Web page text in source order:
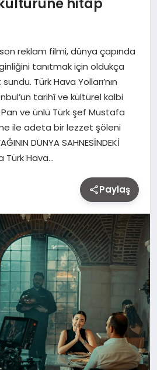
son reklam filmi, dünya çapında
tanıtmak için oldukça
Türk Hava Yolları’nın
tarihî ve kültürel kalbi
ve ünlü Türk şef Mustafa
ile adeta bir lezzet şöleni
DÜNYA SAHNESİNDEKİ
Türk Hava…
Paylaş